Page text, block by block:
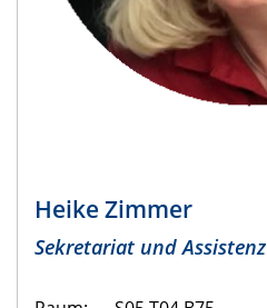
Heike Zimmer
Sekretariat und Assistenz